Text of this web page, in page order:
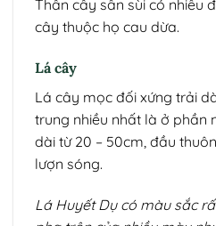
Thân cây sần sùi có nhiều
cây thuộc họ cau dừa.
Lá cây
Lá cây mọc đối xứng trải
trung nhiều nhất là ở phần
dài từ 20 – 50cm, đầu
lượn sóng.
Lá Huyết Dụ có màu sắc